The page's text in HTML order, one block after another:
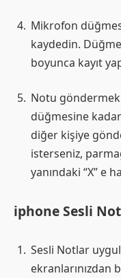
Mikrofon
kaydedin.
boyunca kayıt
Notu göndermek
düğmesine
diğer kişiye
isterseniz,
yanındaki “X” e
iphone Sesli
Sesli Notlar
ekranlarınızdan